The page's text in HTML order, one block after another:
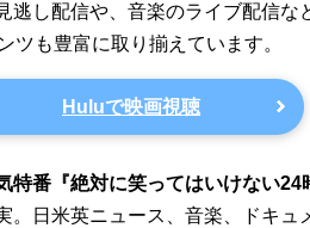
逃し配信や、音楽のライブ配信な
ツも豊富に取り揃えています。
Huluで映画視聴
番『絶対に笑ってはいけない24
。日米英ニュース、音楽、ドキュ